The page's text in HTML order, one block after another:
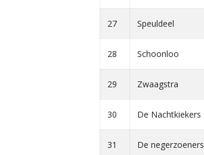
27 Speuldeel
28 Schoonloo
29 Zwaagstra
30 De Nachtkiekers
31 De negerzoeners